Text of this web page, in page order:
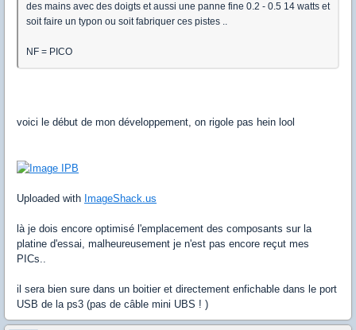
des mains avec des doigts et aussi une panne fine 0.2 - 0.5 14 watts et
soit faire un typon ou soit fabriquer ces pistes ..
NF = PICO
voici le début de mon développement, on rigole pas hein lool
Uploaded with ImageShack.us
là je dois encore optimisé l'emplacement des composants sur la
platine d'essai, malheureusement je n'est pas encore reçut mes
PICs..
il sera bien sure dans un boitier et directement enfichable dans le port
USB de la ps3 (pas de câble mini UBS ! )